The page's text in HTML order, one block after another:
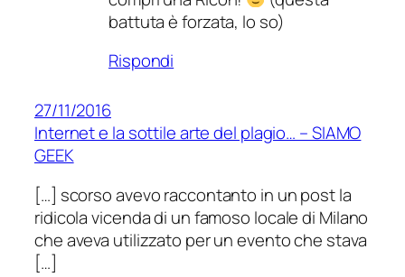
battuta è forzata, lo so)
Rispondi
27/11/2016
Internet e la sottile arte del plagio… – SIAMO
GEEK
[…] scorso avevo raccontanto in un post la
ridicola vicenda di un famoso locale di Milano
che aveva utilizzato per un evento che stava
[…]